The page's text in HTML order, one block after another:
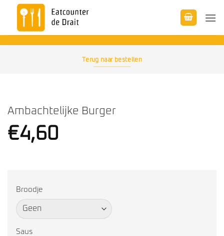
inhoud
Terug naar bestellen
Ambachtelijke Burger
€4,60
Broodje
Saus